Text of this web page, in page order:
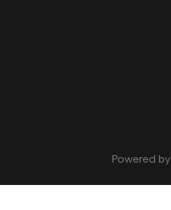
Powered by